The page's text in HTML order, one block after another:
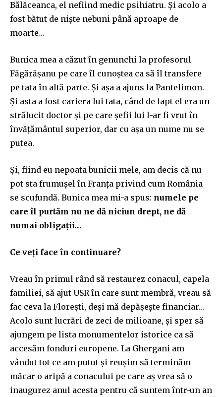
Bălăceanca, el nefiind medic psihiatru. Și acolo a
fost bătut de niște nebuni până aproape de
moarte…
Bunica mea a căzut în genunchi la profesorul
Făgărășanu pe care îl cunoștea ca să îl transfere
pe tata în altă parte. Și așa a ajuns la Pantelimon.
Și asta a fost cariera lui tata, când de fapt el era un
strălucit doctor și pe care șefii lui l-ar fi vrut în
învățământul superior, dar cu așa un nume nu se
putea.
Și, fiind eu nepoata bunicii mele, am decis că nu
pot sta frumușel în Franța privind cum România
se scufundă. Bunica mea mi-a spus: numele pe
care îl purtăm nu ne dă niciun drept, ne dă
numai obligații…
Ce veți face în continuare?
Vreau în primul rând să restaurez conacul, capela
familiei, să ajut USR în care sunt membră, vreau să
fac ceva la Florești, deși mă depășește financiar…
Acolo sunt lucrări de zeci de milioane, și sper să
ajungem pe lista monumentelor istorice ca să
accesăm fonduri europene. La Ghergani am
vândut tot ce am putut și reușim să terminăm
măcar o aripă a conacului pe care aș vrea să o
inaugurez anul acesta pentru că suntem într-un an